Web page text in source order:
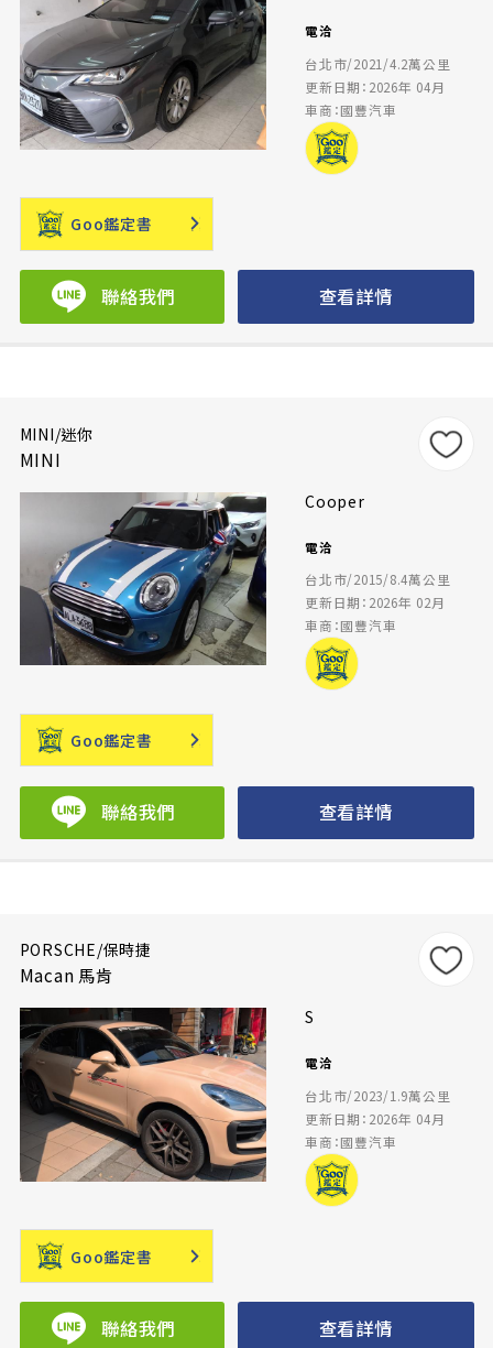
電洽
台北市/2021/4.2萬公里
更新日期：2026年 04月
車商：國豐汽車
Goo鑑定書
聯絡我們 查看詳情
MINI/迷你
MINI
Cooper
電洽
台北市/2015/8.4萬公里
更新日期：2026年 02月
車商：國豐汽車
Goo鑑定書
聯絡我們 查看詳情
PORSCHE/保時捷
Macan 馬肯
S
電洽
台北市/2023/1.9萬公里
更新日期：2026年 04月
車商：國豐汽車
Goo鑑定書
聯絡我們 查看詳情